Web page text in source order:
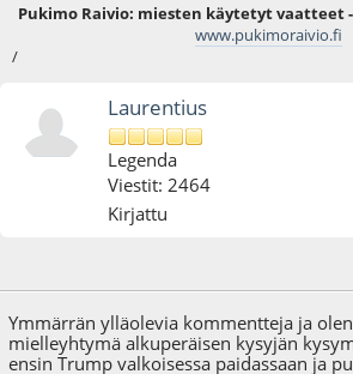
Pukimo Raivio: miesten käytetyt
www.pukimoraivio.fi
/
Laurentius
Legenda
Viestit: 2464
Kirjattu
Ymmärrän ylläolevia kommentteja ja
mielleyhtymä alkuperäisen kysyjän
ensin Trump valkoisessa paidassaan ja